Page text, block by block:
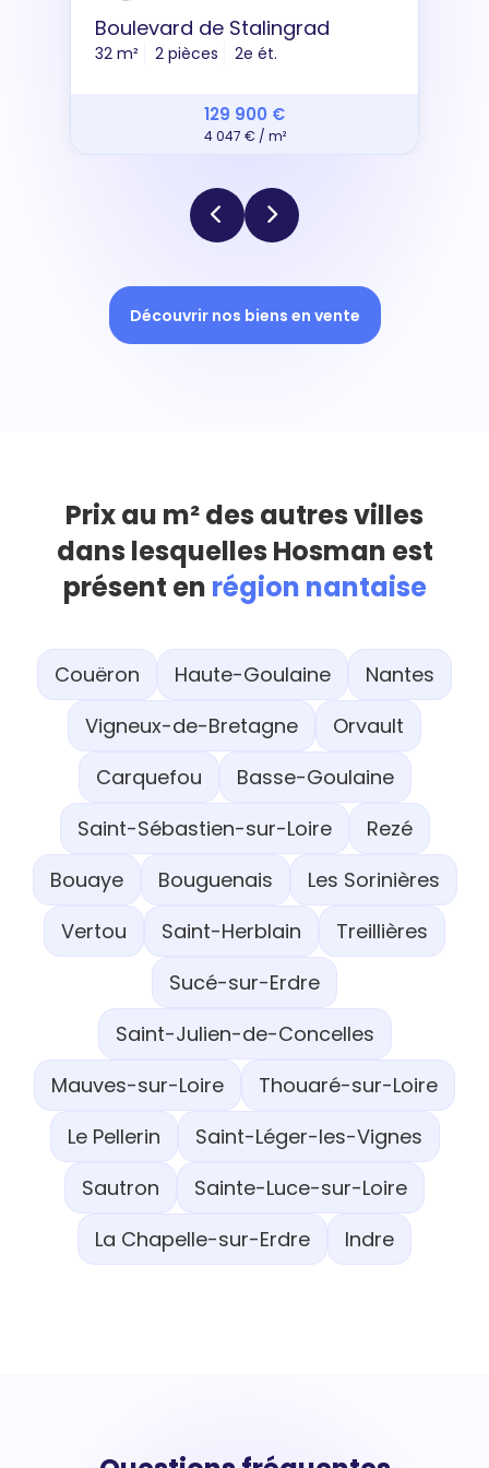
Boulevard de Stalingrad
32 m² 2 pièces 2e ét.
129 900 €
4 047 € / m²
Découvrir nos biens en vente
Prix au m² des autres villes
dans lesquelles Hosman est
présent en région nantaise
Couëron Haute-Goulaine
Nantes
Vigneux-de-Bretagne
Orvault
Carquefou
Basse-Goulaine
Saint-Sébastien-sur-Loire
Rezé
Bouaye
Bouguenais
Les Sorinières
Vertou
Saint-Herblain
Treillières
Sucé-sur-Erdre
Saint-Julien-de-Concelles
Mauves-sur-Loire
Thouaré-sur-Loire
Le Pellerin
Saint-Léger-les-Vignes
Sautron
Sainte-Luce-sur-Loire
La Chapelle-sur-Erdre
Indre